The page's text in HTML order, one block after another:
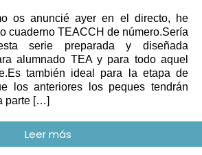
os anuncié ayer en el directo, he
cuaderno TEACCH de número.Sería
serie preparada y diseñada
alumnado TEA y para todo aquel
también ideal para la etapa de
los anteriores los peques tendrán
parte […]